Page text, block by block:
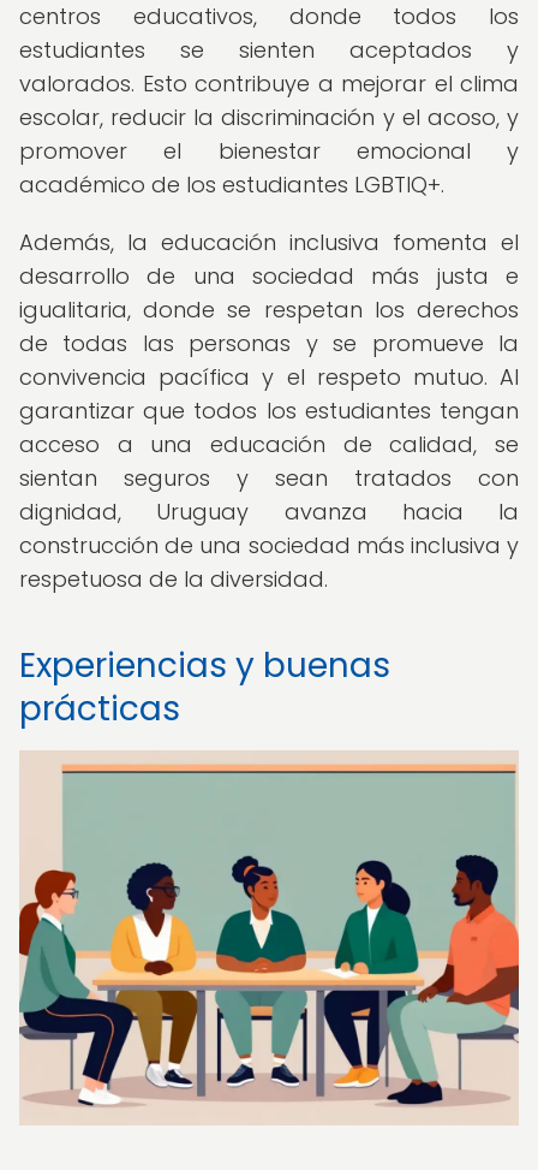
centros educativos, donde todos los
estudiantes se sienten aceptados y
valorados. Esto contribuye a mejorar el clima
escolar, reducir la discriminación y el acoso, y
promover el bienestar emocional y
académico de los estudiantes LGBTIQ+.
Además, la educación inclusiva fomenta el
desarrollo de una sociedad más justa e
igualitaria, donde se respetan los derechos
de todas las personas y se promueve la
convivencia pacífica y el respeto mutuo. Al
garantizar que todos los estudiantes tengan
acceso a una educación de calidad, se
sientan seguros y sean tratados con
dignidad, Uruguay avanza hacia la
construcción de una sociedad más inclusiva y
respetuosa de la diversidad.
Experiencias y buenas
prácticas